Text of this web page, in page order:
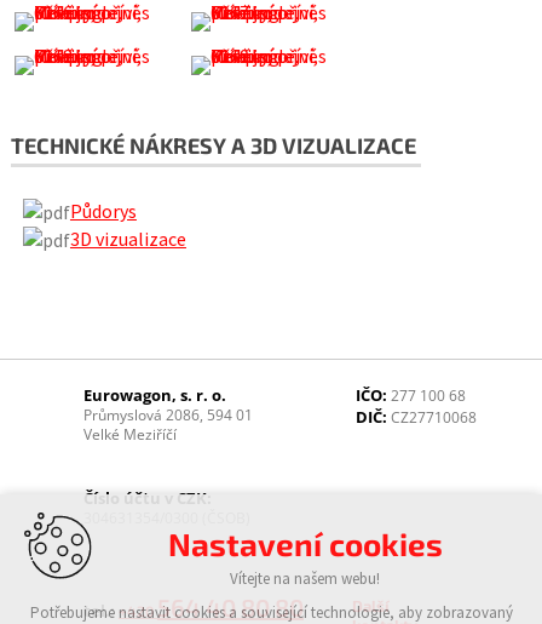
TECHNICKÉ NÁKRESY A 3D VIZUALIZACE
Půdorys
3D vizualizace
Eurowagon, s. r. o.
Průmyslová 2086, 594 01
Velké Meziříčí
IČO: 277 100 68
DIČ: CZ27710068
Číslo účtu v CZK:
tel.: +420564 40 80 80
Další
Nastavení cookies
Vítejte na našem webu!
Potřebujeme nastavit cookies a související technologie, aby zobrazovaný